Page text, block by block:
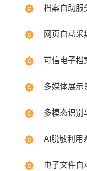
档案自助服
网页自动
可信电子
多媒体展示
多模态识
AI脱敏利用
电子文件